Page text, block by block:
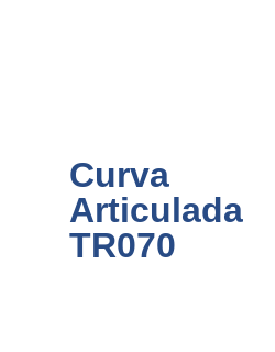
Curva
Articulada
TR070